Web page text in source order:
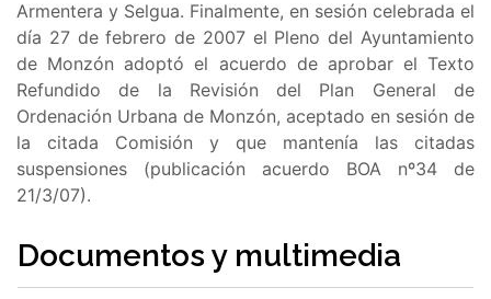
Armentera y Selgua. Finalmente, en sesión celebrada el
día 27 de febrero de 2007 el Pleno del Ayuntamiento
de Monzón adoptó el acuerdo de aprobar el Texto
Refundido de la Revisión del Plan General de
Ordenación Urbana de Monzón, aceptado en sesión de
la citada Comisión y que mantenía las citadas
suspensiones (publicación acuerdo BOA nº34 de
21/3/07).
Documentos y multimedia